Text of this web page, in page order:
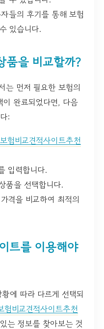
들의 후기를 통해 보험
있습니다.
품을 비교할까?
는 먼저 필요한 보험의
완료되었다면, 다음
:
험비교견적사이트추천
입력합니다.
품을 선택합니다.
격을 비교하여 최적의
트를 이용해야
에 따라 다르게 선택되
험비교견적사이트추천
는 정보를 찾아보는 것